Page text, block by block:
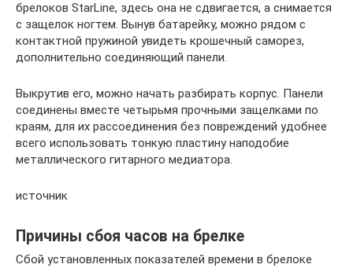
брелоков StarLine, здесь она не сдвигается, а снимается
с защелок ногтем. Вынув батарейку, можно рядом с
контактной пружиной увидеть крошечный саморез,
дополнительно соединяющий панели.
Выкрутив его, можно начать разбирать корпус. Панели
соединены вместе четырьмя прочными защелками по
краям, для их рассоединения без повреждений удобнее
всего использовать тонкую пластину наподобие
металлического гитарного медиатора.
источник
Причины сбоя часов на брелке
Сбой установленных показателей времени в брелоке